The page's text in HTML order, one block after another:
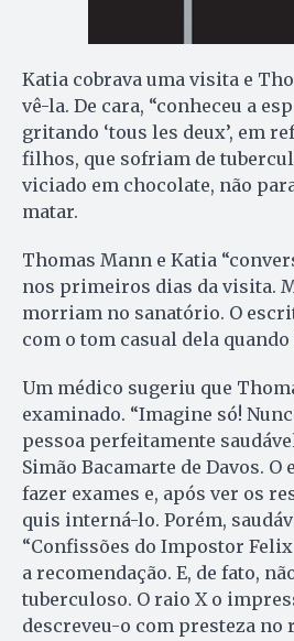
Katia cobrava uma visita e
vê-la. De cara, “conheceu a
gritando ‘tous les deux’, em
filhos, que sofriam de
viciado em chocolate, não
matar.
Thomas Mann e Katia
nos primeiros dias da visita.
morriam no sanatório. O
com o tom casual dela
Um médico sugeriu que
examinado. “Imagine só!
pessoa perfeitamente
Simão Bacamarte de Davos.
fazer exames e, após ver os
quis interná-lo. Porém,
“Confissões do Impostor
a recomendação. E, de fato,
tuberculoso. O raio X o
descreveu-o com presteza no